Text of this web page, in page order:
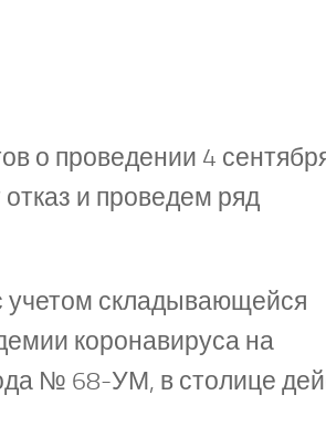
о проведении 4
и проведем ряд
учетом складывающейся
коронавируса на
№ 68-УМ, в столице